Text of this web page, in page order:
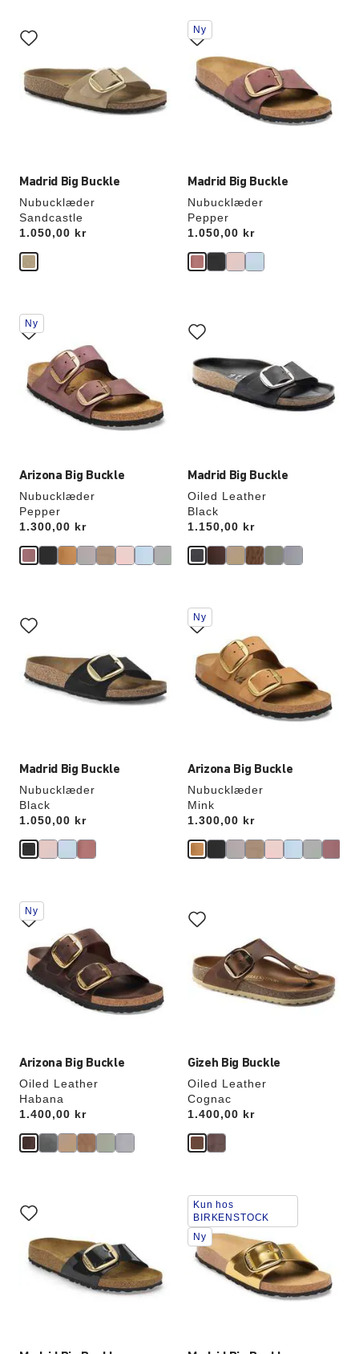
Madrid Big Buckle
Nubucklæder
Sandcastle
Price:
1.050,00 kr
med
prøvefarver
opdatere
produktbilledet
Madrid Big Buckle
Nubucklæder
Pepper
Price:
1.050,00 kr
Interaktion
med
prøvefarver
opdatere
produktbilledet
Ny
Arizona Big Buckle
Nubucklæder
Pepper
Price:
1.300,00 kr
Interaktion
med
prøvefarver
opdatere
produktbilledet
Ny
Madrid Big Buckle
Oiled Leather
Black
Price:
1.150,00 kr
med
prøvefarver
opdatere
produktbilledet
Madrid Big Buckle
Nubucklæder
Black
Price:
1.050,00 kr
med
prøvefarver
opdatere
produktbilledet
Arizona Big Buckle
Nubucklæder
Mink
Price:
1.300,00 kr
Interaktion
med
prøvefarver
opdatere
produktbilledet
Ny
Arizona Big Buckle
Oiled Leather
Habana
Price:
1.400,00 kr
Interaktion
med
prøvefarver
opdatere
produktbilledet
Ny
Gizeh Big Buckle
Oiled Leather
Cognac
Price:
1.400,00 kr
med
prøvefarver
opdatere
produktbilledet
med
prøvefarver
opdatere
produktbilledet
Interaktion
med
prøvefarver
opdatere
produktbilledet
Kun hos
BIRKENSTOCK
Ny